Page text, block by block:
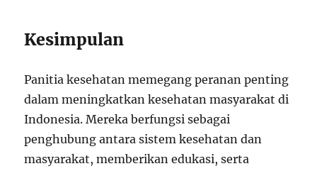
Kesimpulan
Panitia kesehatan memegang peranan penting
dalam meningkatkan kesehatan masyarakat di
Indonesia. Mereka berfungsi sebagai
penghubung antara sistem kesehatan dan
masyarakat, memberikan edukasi, serta